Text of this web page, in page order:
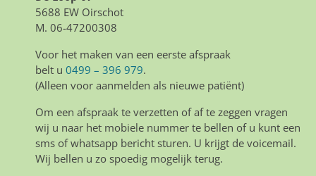
5688 EW Oirschot
M. 06-47200308
Voor het maken van een eerste afspraak
belt u 0499 – 396 979.
(Alleen voor aanmelden als nieuwe patiënt)
Om een afspraak te verzetten of af te zeggen vragen
wij u naar het mobiele nummer te bellen of u kunt een
sms of whatsapp bericht sturen. U krijgt de voicemail.
Wij bellen u zo spoedig mogelijk terug.